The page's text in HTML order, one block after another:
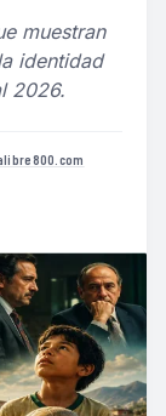
muestran
identidad
2026.